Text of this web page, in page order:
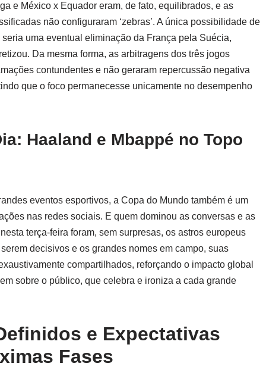
e México x Equador eram, de fato, equilibrados, e as
não configuraram ‘zebras’. A única possibilidade de
uma eventual eliminação da França pela Suécia,
Da mesma forma, as arbitragens dos três jogos
contundentes e não geraram repercussão negativa
que o foco permanecesse unicamente no desempenho
Haaland e Mbappé no Topo
eventos esportivos, a Copa do Mundo também é um
nas redes sociais. E quem dominou as conversas e as
terça-feira foram, sem surpresas, os astros europeus
serem decisivos e os grandes nomes em campo, suas
compartilhados, reforçando o impacto global
sobre o público, que celebra e ironiza a cada grande
e Expectativas
Fases